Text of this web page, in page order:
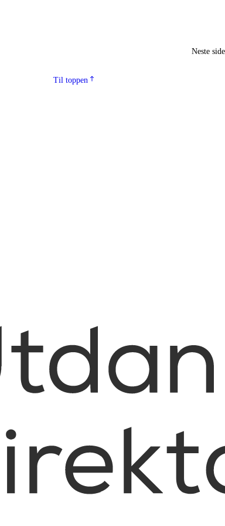
Neste side
Til toppen